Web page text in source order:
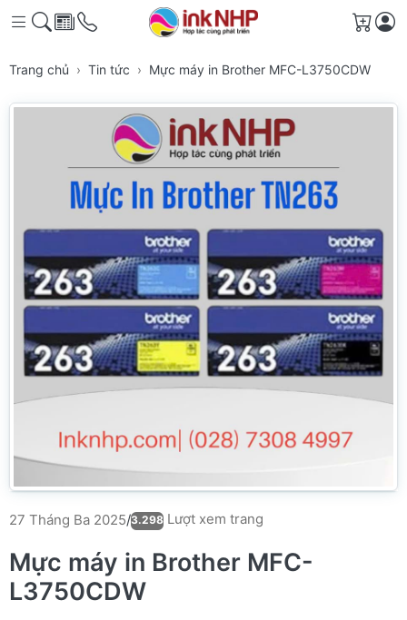
Giỏ
Trang chủ Tin tức Mực máy in Brother MFC-L3750CDW
27 Tháng Ba 2025/3.298 Lượt xem trang
Mực máy in Brother MFC-
L3750CDW